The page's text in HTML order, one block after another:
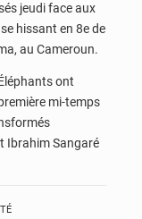
jeudi face aux
hissant en 8e de
au Cameroun.
ont
mi-temps
Ibrahim Sangaré